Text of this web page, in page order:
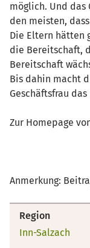
möglich. Und das
den meisten,
Die Eltern hätten
die Bereitschaft,
Bereitschaft
Bis dahin macht
Geschäftsfrau
Zur Homepage
Anmerkung:
Region
Inn-Salzach